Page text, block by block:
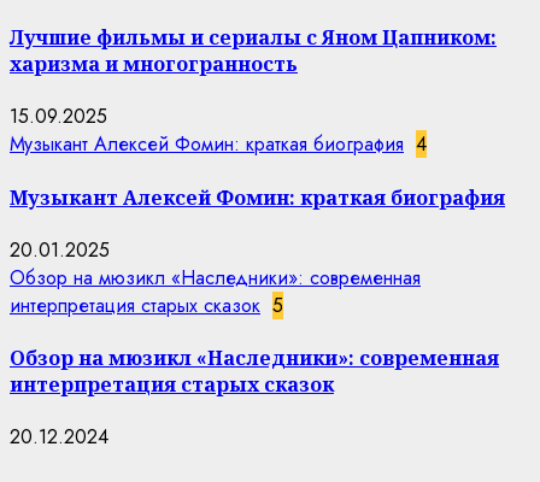
Лучшие фильмы и сериалы с Яном Цапником:
харизма и многогранность
15.09.2025
Музыкант Алексей Фомин: краткая биография 4
Музыкант Алексей Фомин: краткая биография
20.01.2025
Обзор на мюзикл «Наследники»: современная
интерпретация старых сказок 5
Обзор на мюзикл «Наследники»: современная
интерпретация старых сказок
20.12.2024